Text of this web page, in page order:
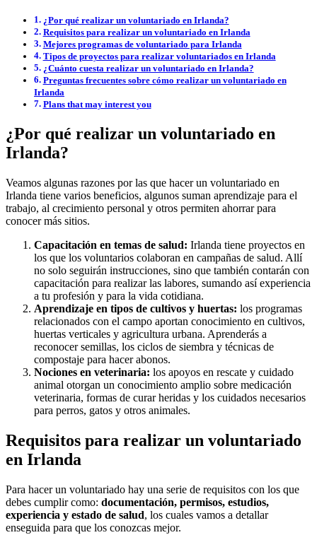
¿Por qué realizar un voluntariado en Irlanda?
Requisitos para realizar un voluntariado en Irlanda
Mejores programas de voluntariado para Irlanda
Tipos de proyectos para realizar voluntariados en Irlanda
¿Cuánto cuesta realizar un voluntariado en Irlanda?
Preguntas frecuentes sobre cómo realizar un voluntariado en
Irlanda
Plans that may interest you
¿Por qué realizar un voluntariado en
Irlanda?
Veamos algunas razones por las que hacer un voluntariado en
Irlanda tiene varios beneficios, algunos suman aprendizaje para el
trabajo, al crecimiento personal y otros permiten ahorrar para
conocer más sitios.
Capacitación en temas de salud: Irlanda tiene proyectos en
los que los voluntarios colaboran en campañas de salud. Allí
no solo seguirán instrucciones, sino que también contarán con
capacitación para realizar las labores, sumando así experiencia
a tu profesión y para la vida cotidiana.
Aprendizaje en tipos de cultivos y huertas: los programas
relacionados con el campo aportan conocimiento en cultivos,
huertas verticales y agricultura urbana. Aprenderás a
reconocer semillas, los ciclos de siembra y técnicas de
compostaje para hacer abonos.
Nociones en veterinaria: los apoyos en rescate y cuidado
animal otorgan un conocimiento amplio sobre medicación
veterinaria, formas de curar heridas y los cuidados necesarios
para perros, gatos y otros animales.
Requisitos para realizar un voluntariado
en Irlanda
Para hacer un voluntariado hay una serie de requisitos con los que
debes cumplir como: documentación, permisos, estudios,
experiencia y estado de salud, los cuales vamos a detallar
enseguida para que los conozcas mejor.